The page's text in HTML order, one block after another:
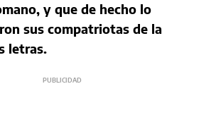
y que de hecho lo
sus compatriotas de la
letras.